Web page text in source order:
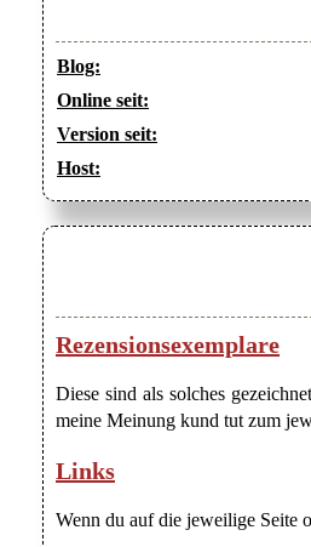
Blog:
Online seit:
Version seit:
Host:
Rezensionsexemplare
Diese sind als solches
meine Meinung kund tut zum
Links
Wenn du auf die jeweilige Seite